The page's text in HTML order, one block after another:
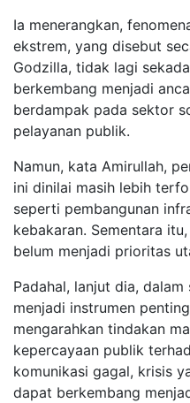
Ia menerangkan,
ekstrem, yang disebut
Godzilla, tidak lagi
berkembang menjadi
berdampak pada sektor
pelayanan publik.
Namun, kata Amirullah,
ini dinilai masih lebih
seperti pembangunan
kebakaran. Sementara
belum menjadi prioritas
Padahal, lanjut dia,
menjadi instrumen
mengarahkan tindakan
kepercayaan publik
komunikasi gagal, krisis
dapat berkembang